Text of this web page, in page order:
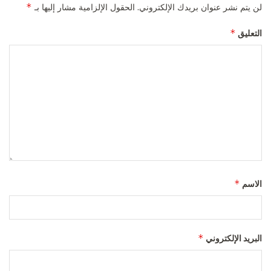
لن يتم نشر عنوان بريدك الإلكتروني. الحقول الإلزامية مشار إليها بـ *
التعليق *
الاسم *
البريد الإلكتروني *